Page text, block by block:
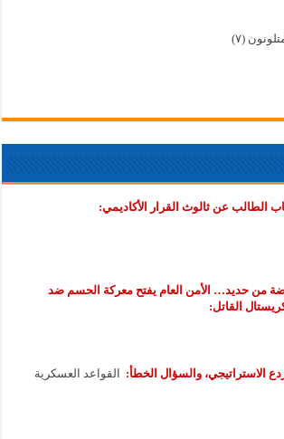
(٧)
الطالب عن ثالوث القرار الأكاديمي:
من حديد… الأمن العام يفتح معركة الحسم ضد
القاتل:
الاستراتيجي، والسؤال الخطأ: القواعد العسكرية